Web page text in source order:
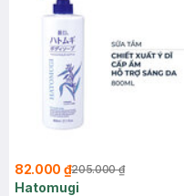
82.000 ₫205.000 ₫
Hatomugi